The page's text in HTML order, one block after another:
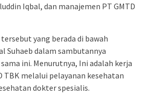
Iqbal, dan manajemen PT GMTD
yang berada di bawah
Suhaeb dalam sambutannya
ini. Menurutnya, Ini adalah kerja
TBK melalui pelayanan kesehatan
dokter spesialis.